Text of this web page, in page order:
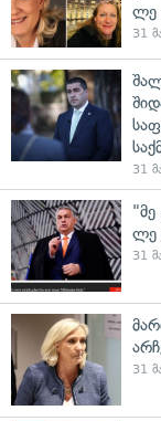
ლე
31
31
ლე
31
31